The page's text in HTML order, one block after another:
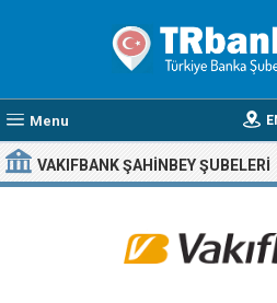
Menu
VAKIFBANK ŞAHINBEY ŞUBELERI